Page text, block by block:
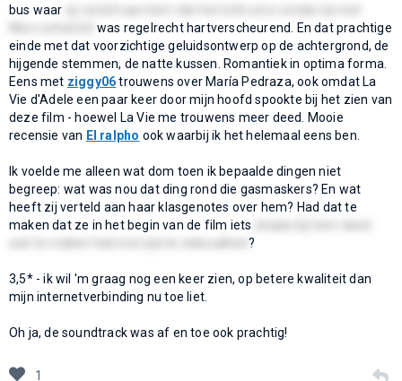
bus waar
was regelrecht hartverscheurend. En dat prachtige
einde met dat voorzichtige geluidsontwerp op de achtergrond, de
hijgende stemmen, de natte kussen. Romantiek in optima forma.
Eens met ziggy06trouwens over María Pedraza, ook omdat La
Vie d'Adele een paar keer door mijn hoofd spookte bij het zien van
deze film - hoewel La Vie me trouwens meer deed. Mooie
recensie van El ralpho ook waarbij ik het helemaal eens ben.
Ik voelde me alleen wat dom toen ik bepaalde dingen niet
begreep: wat was nou dat ding rond die gasmaskers? En wat
heeft zij verteld aan haar klasgenotes over hem? Had dat te
maken dat ze in het begin van de film iets
wat te maken had met zijn bi-seksualiteit?
3,5* - ik wil 'm graag nog een keer zien, op betere kwaliteit dan
mijn internetverbinding nu toe liet.
Oh ja, de soundtrack was af en toe ook prachtig!
1